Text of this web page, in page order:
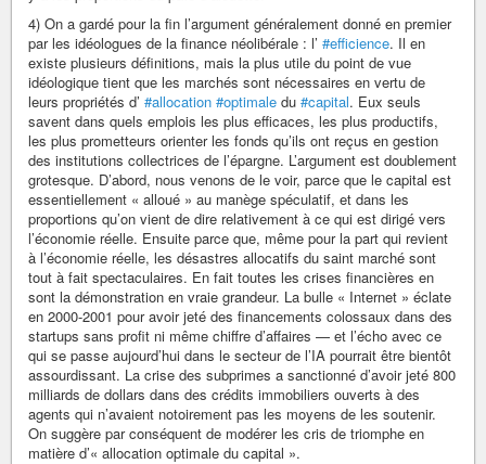
4) On a gardé pour la fin l’argument généralement donné en premier
par les idéologues de la finance néolibérale : l’ #efficience. Il en
existe plusieurs définitions, mais la plus utile du point de vue
idéologique tient que les marchés sont nécessaires en vertu de
leurs propriétés d’ #allocation #optimale du #capital. Eux seuls
savent dans quels emplois les plus efficaces, les plus productifs,
les plus prometteurs orienter les fonds qu’ils ont reçus en gestion
des institutions collectrices de l’épargne. L’argument est doublement
grotesque. D’abord, nous venons de le voir, parce que le capital est
essentiellement « alloué » au manège spéculatif, et dans les
proportions qu’on vient de dire relativement à ce qui est dirigé vers
l’économie réelle. Ensuite parce que, même pour la part qui revient
à l’économie réelle, les désastres allocatifs du saint marché sont
tout à fait spectaculaires. En fait toutes les crises financières en
sont la démonstration en vraie grandeur. La bulle « Internet » éclate
en 2000-2001 pour avoir jeté des financements colossaux dans des
startups sans profit ni même chiffre d’affaires — et l’écho avec ce
qui se passe aujourd’hui dans le secteur de l’IA pourrait être bientôt
assourdissant. La crise des subprimes a sanctionné d’avoir jeté 800
milliards de dollars dans des crédits immobiliers ouverts à des
agents qui n’avaient notoirement pas les moyens de les soutenir.
On suggère par conséquent de modérer les cris de triomphe en
matière d’« allocation optimale du capital ».